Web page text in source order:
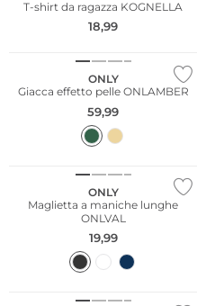
T-shirt da ragazza KOGNELLA
18,99
ONLY
Giacca effetto pelle ONLAMBER
59,99
ONLY
Maglietta a maniche lunghe
ONLVAL
19,99